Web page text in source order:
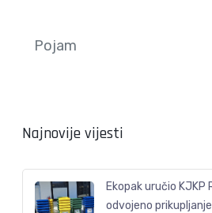
Najnovije vijesti
Ekopak uručio KJKP
odvojeno